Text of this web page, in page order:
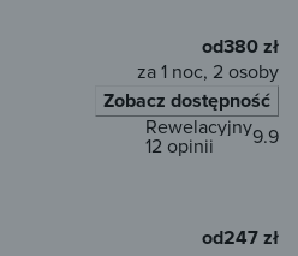
od380 zł
za 1 noc, 2 osoby
Zobacz dostępność
9.9
Rewelacyjny
12 opinii
od247 zł